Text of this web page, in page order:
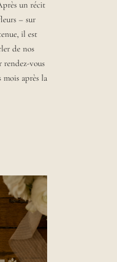
un récit
– sur
il est
de nos
rendez-vous
après la